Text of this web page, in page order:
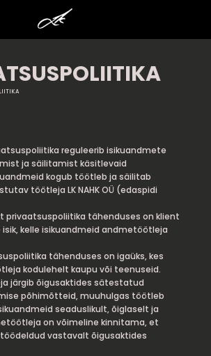
reguleerib isikuandmete
ja säilitamist käsitlevaid
kogub töötleb ja säilitab
töötleja LK NAHK OÜ (edaspidi
privaatsuspoliitika tähenduses on klient
kelle isikuandmeid andmetöötleja
tähenduses on igaüks, kes
kodulehelt kaupu või teenuseid.
järgib õigusaktides sätestatud
põhimõtteid, muuhulgas töötleb
seaduslikult, õiglaselt ja
on võimeline kinnitama, et
vastavalt õigusaktides